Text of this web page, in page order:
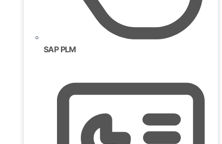
SAP PLM